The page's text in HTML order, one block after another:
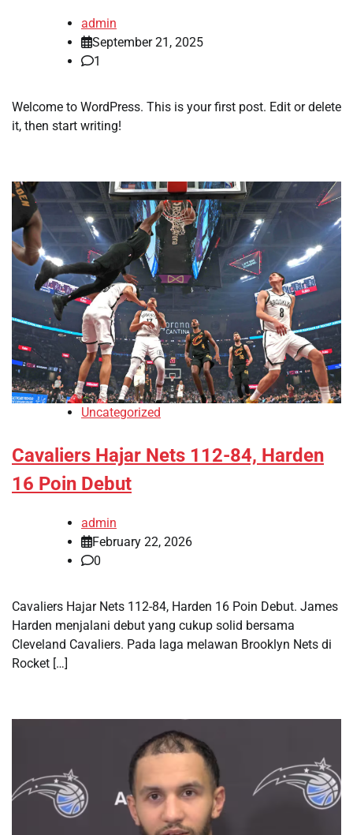
admin
September 21, 2025
1
Welcome to WordPress. This is your first post. Edit or delete
it, then start writing!
Uncategorized
Cavaliers Hajar Nets 112-84, Harden
16 Poin Debut
admin
February 22, 2026
0
Cavaliers Hajar Nets 112-84, Harden 16 Poin Debut. James
Harden menjalani debut yang cukup solid bersama
Cleveland Cavaliers. Pada laga melawan Brooklyn Nets di
Rocket […]